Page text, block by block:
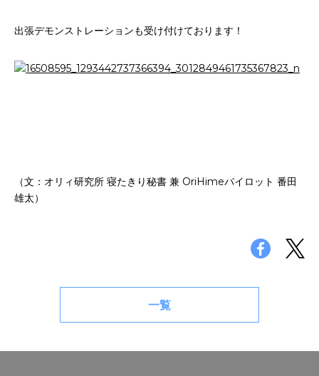
出張デモンストレーションも受け付けております！
（文：オリィ研究所 寝たきり秘書 兼 OriHimeパイロット 番田
雄太）
一覧